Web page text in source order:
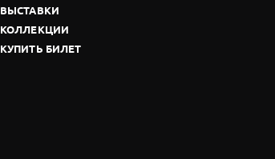
ВЫСТАВКИ
КОЛЛЕКЦИИ
КУПИТЬ БИЛЕТ